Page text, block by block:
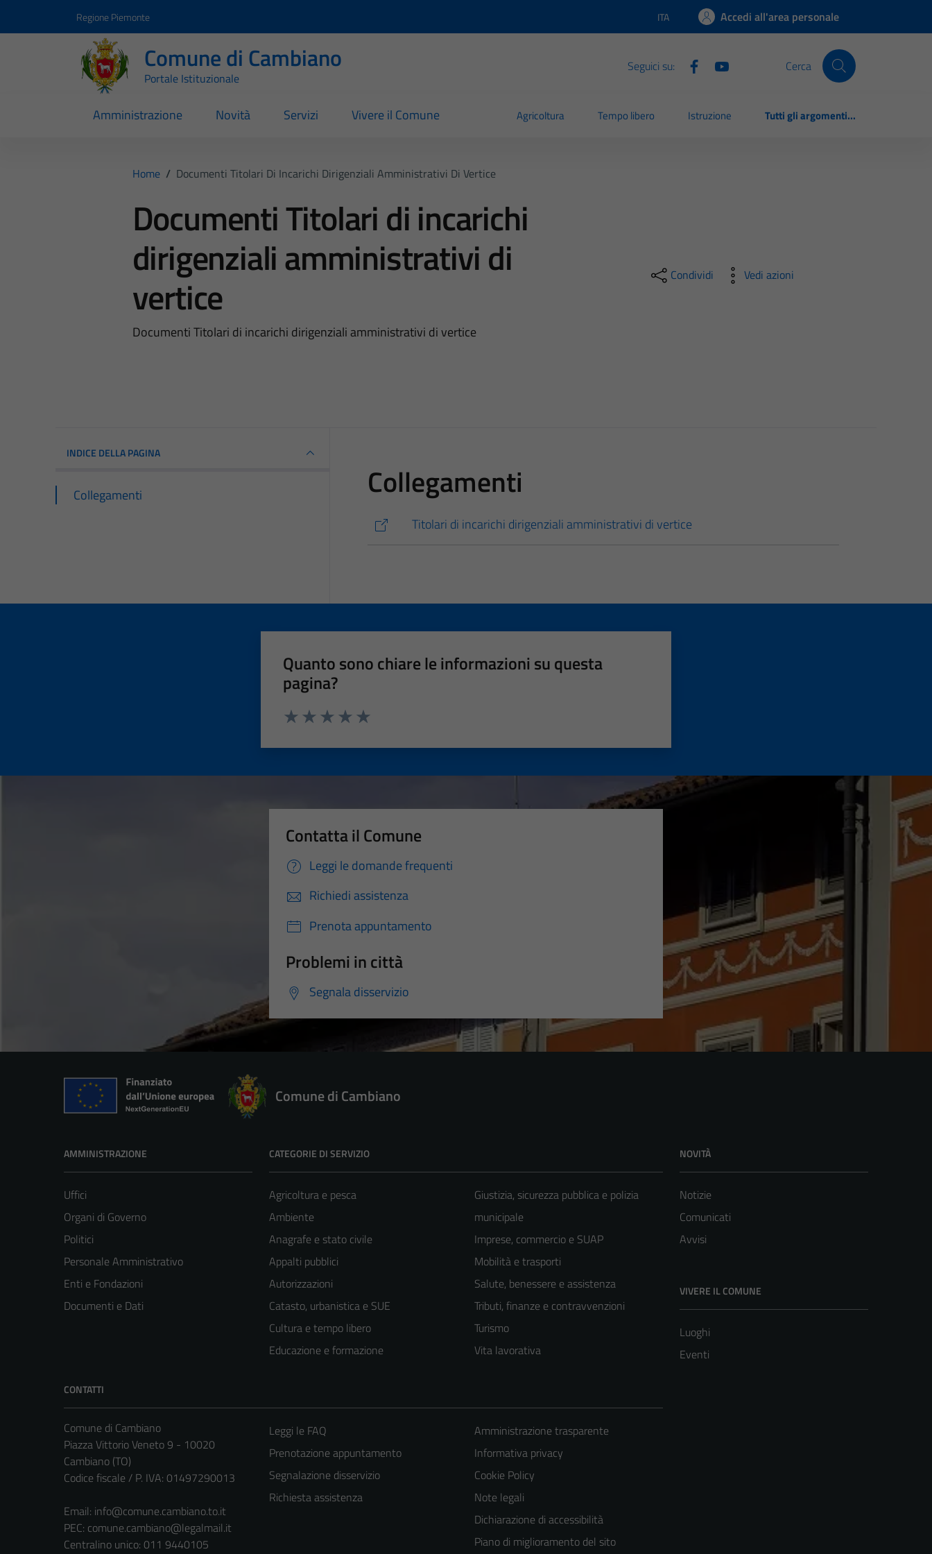
Regione Piemonte Lingua attiva:
ITA Accedi all'area personale
Comune di Cambiano
Portale Istituzionale
Seguici su: Cerca
Amministrazione Novità Servizi Vivere il Comune Agricoltura Tempo libero Istruzione Tutti gli argomenti...
Home / Documenti Titolari Di Incarichi Dirigenziali Amministrativi Di Vertice
Documenti Titolari di incarichi
dirigenziali amministrativi di
vertice
Documenti Titolari di incarichi dirigenziali amministrativi di vertice
Condividi Vedi azioni
INDICE DELLA PAGINA
Collegamenti Collegamenti
Titolari di incarichi dirigenziali amministrativi di vertice
Quanto sono chiare le informazioni su questa
pagina?
Contatta il Comune
Leggi le domande frequenti
Richiedi assistenza
Prenota appuntamento
Problemi in città
Segnala disservizio
Comune di Cambiano
AMMINISTRAZIONE
Uffici
Organi di Governo
Politici
Personale Amministrativo
Enti e Fondazioni
Documenti e Dati
CATEGORIE DI SERVIZIO
Agricoltura e pesca
Ambiente
Anagrafe e stato civile
Appalti pubblici
Autorizzazioni
Catasto, urbanistica e SUE
Cultura e tempo libero
Educazione e formazione
Giustizia, sicurezza pubblica e polizia
municipale
Imprese, commercio e SUAP
Mobilità e trasporti
Salute, benessere e assistenza
Tributi, finanze e contravvenzioni
Turismo
Vita lavorativa
NOVITÀ
Notizie
Comunicati
Avvisi
VIVERE IL COMUNE
Luoghi
Eventi
CONTATTI
Comune di Cambiano
Piazza Vittorio Veneto 9 - 10020
Cambiano (TO)
Codice fiscale / P. IVA: 01497290013
Email: info@comune.cambiano.to.it
PEC: comune.cambiano@legalmail.it
Centralino unico: 011 9440105
Leggi le FAQ
Prenotazione appuntamento
Segnalazione disservizio
Richiesta assistenza
Amministrazione trasparente
Informativa privacy
Cookie Policy
Note legali
Dichiarazione di accessibilità
Piano di miglioramento del sito